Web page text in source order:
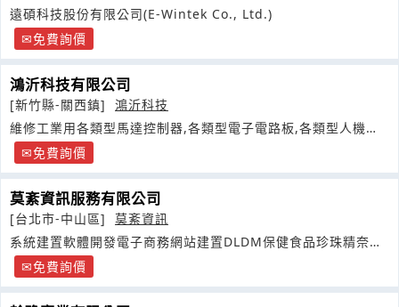
遠碩科技股份有限公司(E-Wintek Co., Ltd.)
免費詢價
鴻沂科技有限公司
[新竹縣-關西鎮]
鴻沂科技
維修工業用各類型馬達控制器,各類型電子電路板,各類型人機介
面控制顯示器
免費詢價
莫紊資訊服務有限公司
[台北市-中山區]
莫紊資訊
系統建置軟體開發電子商務網站建置DLDM保健食品珍珠精奈米
保養樟芝
免費詢價